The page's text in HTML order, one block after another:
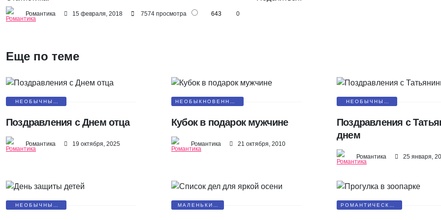
Романтика 15 февраля, 2018 7574 просмотра 643 0
Еще по теме
НЕОБЫЧНЫЕ
Поздравления с Днем отца
Романтика 19 октября, 2025
НЕОБЫКНОВЕННЫЕ
Кубок в подарок мужчине
Романтика 21 октября, 2010
НЕОБЫЧНЫЕ
Поздравления с
днем
Романтика 25 января,
НЕОБЫЧНЫЕ
МАЛЕНЬКИЕ
РОМАНТИЧЕСКАЯ